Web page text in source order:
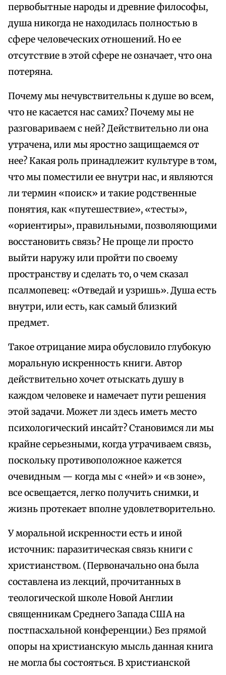
первобытные народы и древние философы,
душа никогда не находилась полностью в
сфере человеческих отношений. Но ее
отсутствие в этой сфере не означает, что она
потеряна.
Почему мы нечувствительны к душе во всем,
что не касается нас самих? Почему мы не
разговариваем с ней? Действительно ли она
утрачена, или мы яростно защищаемся от
нее? Какая роль принадлежит культуре в том,
что мы поместили ее внутри нас, и являются
ли термин «поиск» и такие родственные
понятия, как «путешествие», «тесты»,
«ориентиры», правильными, позволяющими
восстановить связь? Не проще ли просто
выйти наружу или пройти по своему
пространству и сделать то, о чем сказал
псалмопевец: «Отведай и узришь». Душа есть
внутри, или есть, как самый близкий
предмет.
Такое отрицание мира обусловило глубокую
моральную искренность книги. Автор
действительно хочет отыскать душу в
каждом человеке и намечает пути решения
этой задачи. Может ли здесь иметь место
психологический инсайт? Становимся ли мы
крайне серьезными, когда утрачиваем связь,
поскольку противоположное кажется
очевидным — когда мы с «ней» и «в зоне»,
все освещается, легко получить снимки, и
жизнь протекает вполне удовлетворительно.
У моральной искренности есть и иной
источник: паразитическая связь книги с
христианством. (Первоначально она была
составлена из лекций, прочитанных в
теологической школе Новой Англии
священникам Среднего Запада США на
постпасхальной конференции.) Без прямой
опоры на христианскую мысль данная книга
не могла бы состояться. В христианской